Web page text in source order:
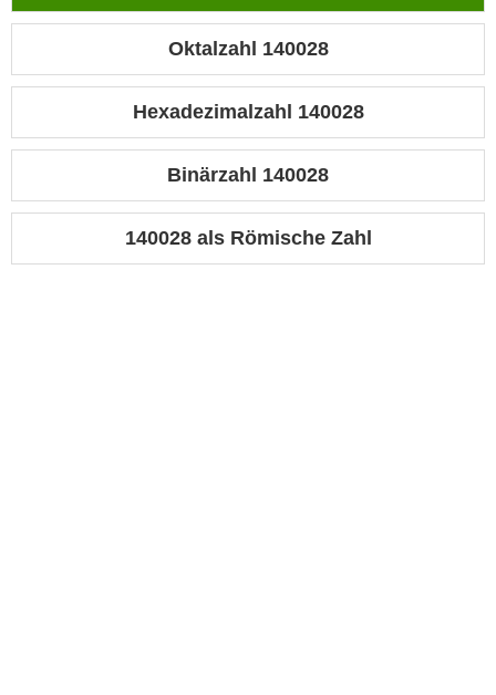
Oktalzahl 140028
Hexadezimalzahl 140028
Binärzahl 140028
140028 als Römische Zahl